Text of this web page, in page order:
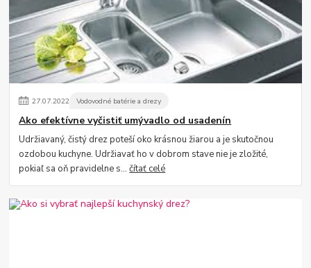
27.07.2022 Vodovodné batérie a drezy
Ako efektívne vyčistiť umývadlo od usadenín
Udržiavaný, čistý drez poteší oko krásnou žiarou a je skutočnou
ozdobou kuchyne. Udržiavať ho v dobrom stave nie je zložité,
pokiaľ sa oň pravidelne s...čítať celé